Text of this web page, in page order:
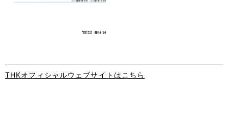
THKオフィシャルウェブサイトはこちら